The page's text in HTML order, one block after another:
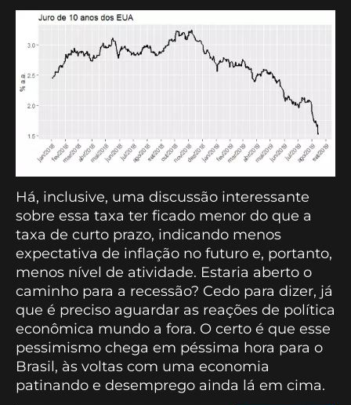
Há, inclusive, uma discussão interessante
sobre essa taxa ter ficado menor do que a
taxa de curto prazo, indicando menos
expectativa de inflação no futuro e, portanto,
menos nível de atividade. Estaria aberto o
caminho para a recessão? Cedo para dizer, já
que é preciso aguardar as reações de política
econômica mundo a fora. O certo é que esse
pessimismo chega em péssima hora para o
Brasil, às voltas com uma economia
patinando e desemprego ainda lá em cima.